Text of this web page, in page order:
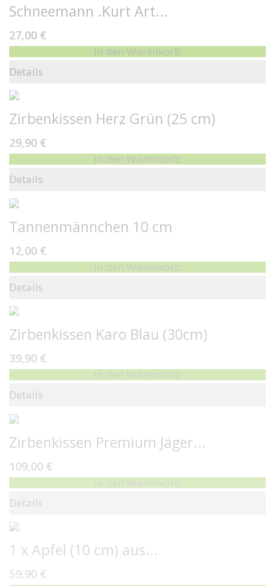
Schneemann .Kurt Art...
27,00 €
In den Warenkorb
Details
Zirbenkissen Herz Grün (25 cm)
29,90 €
In den Warenkorb
Details
Tannenmännchen 10 cm
12,00 €
In den Warenkorb
Details
Zirbenkissen Karo Blau (30cm)
39,90 €
In den Warenkorb
Details
Zirbenkissen Premium Jäger...
109,00 €
Details
1 x Apfel (10 cm) aus...
59,90 €